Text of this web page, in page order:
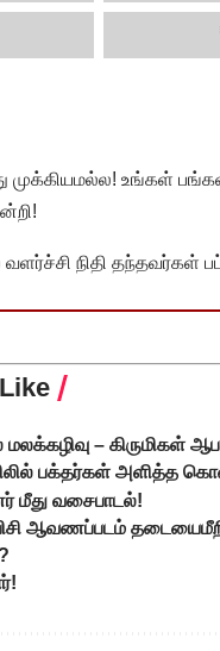
உங்கள்
நிதி தந்தவர்கள்
– கிருமிகள்
பக்தர்கள் அளித்த
மீது வசைபாடல்!
ஆவணப்படம்